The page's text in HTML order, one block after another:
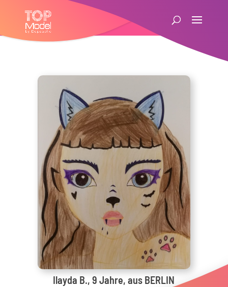
Ilayda B., 9 Jahre, aus BERLIN